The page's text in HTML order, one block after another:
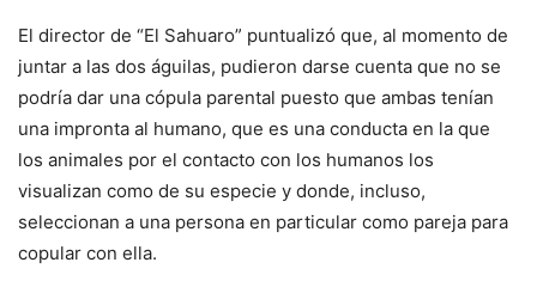
El director de “El Sahuaro” puntualizó que, al momento de
juntar a las dos águilas, pudieron darse cuenta que no se
podría dar una cópula parental puesto que ambas tenían
una impronta al humano, que es una conducta en la que
los animales por el contacto con los humanos los
visualizan como de su especie y donde, incluso,
seleccionan a una persona en particular como pareja para
copular con ella.